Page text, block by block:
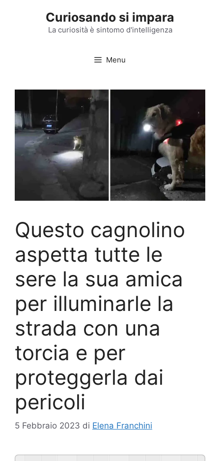
Curiosando si impara
La curiosità è sintomo d'intelligenza
Menu
Questo cagnolino
aspetta tutte le
sere la sua amica
per illuminarle la
strada con una
torcia e per
proteggerla dai
pericoli
5 Febbraio 2023 di Elena Franchini